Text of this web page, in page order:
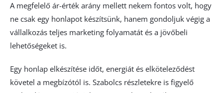
A megfelelő ár-érték arány mellett nekem fontos volt, hogy
ne csak egy honlapot készítsünk, hanem gondoljuk végig a
vállalkozás teljes marketing folyamatát és a jövőbeli
lehetőségeket is.
Egy honlap elkészítése időt, energiát és elköteleződést
követel a megbízótól is. Szabolcs részletekre is figyelő